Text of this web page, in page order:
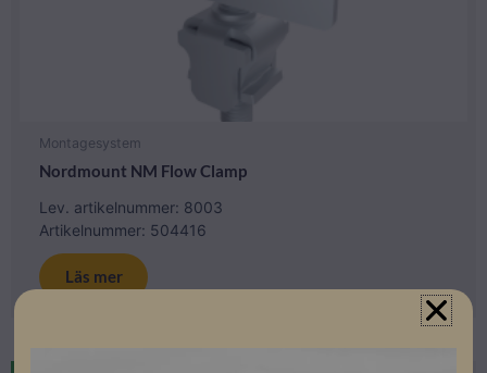
Montagesystem
Nordmount NM Flow Clamp
Lev. artikelnummer: 8003
Artikelnummer: 504416
Läs mer